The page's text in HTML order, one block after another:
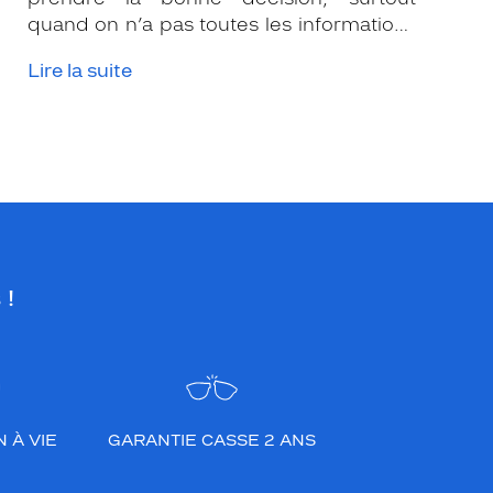
quand on n’a pas toutes les informations
pour vous conseiller et apporter leur
Lire la suite
!
À VIE GARANTIE CASSE 2 ANS